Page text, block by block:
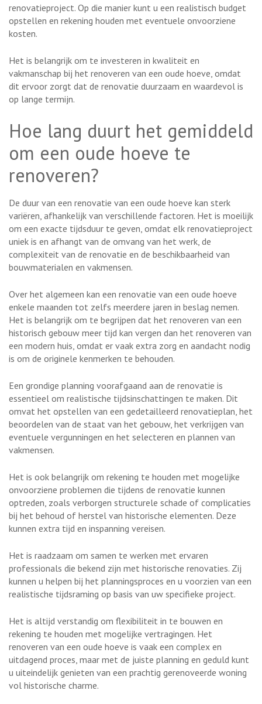
renovatieproject. Op die manier kunt u een realistisch budget
opstellen en rekening houden met eventuele onvoorziene
kosten.
Het is belangrijk om te investeren in kwaliteit en
vakmanschap bij het renoveren van een oude hoeve, omdat
dit ervoor zorgt dat de renovatie duurzaam en waardevol is
op lange termijn.
Hoe lang duurt het gemiddeld
om een oude hoeve te
renoveren?
De duur van een renovatie van een oude hoeve kan sterk
variëren, afhankelijk van verschillende factoren. Het is moeilijk
om een exacte tijdsduur te geven, omdat elk renovatieproject
uniek is en afhangt van de omvang van het werk, de
complexiteit van de renovatie en de beschikbaarheid van
bouwmaterialen en vakmensen.
Over het algemeen kan een renovatie van een oude hoeve
enkele maanden tot zelfs meerdere jaren in beslag nemen.
Het is belangrijk om te begrijpen dat het renoveren van een
historisch gebouw meer tijd kan vergen dan het renoveren van
een modern huis, omdat er vaak extra zorg en aandacht nodig
is om de originele kenmerken te behouden.
Een grondige planning voorafgaand aan de renovatie is
essentieel om realistische tijdsinschattingen te maken. Dit
omvat het opstellen van een gedetailleerd renovatieplan, het
beoordelen van de staat van het gebouw, het verkrijgen van
eventuele vergunningen en het selecteren en plannen van
vakmensen.
Het is ook belangrijk om rekening te houden met mogelijke
onvoorziene problemen die tijdens de renovatie kunnen
optreden, zoals verborgen structurele schade of complicaties
bij het behoud of herstel van historische elementen. Deze
kunnen extra tijd en inspanning vereisen.
Het is raadzaam om samen te werken met ervaren
professionals die bekend zijn met historische renovaties. Zij
kunnen u helpen bij het planningsproces en u voorzien van een
realistische tijdsraming op basis van uw specifieke project.
Het is altijd verstandig om flexibiliteit in te bouwen en
rekening te houden met mogelijke vertragingen. Het
renoveren van een oude hoeve is vaak een complex en
uitdagend proces, maar met de juiste planning en geduld kunt
u uiteindelijk genieten van een prachtig gerenoveerde woning
vol historische charme.